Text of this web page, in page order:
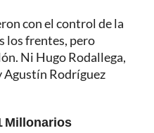
con el control de la
los frentes, pero
Ni Hugo Rodallega,
Agustín Rodríguez
Millonarios